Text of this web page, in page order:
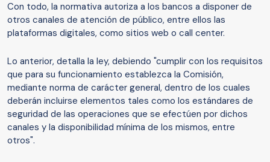
Con todo, la normativa autoriza a los bancos a disponer de
otros canales de atención de público, entre ellos las
plataformas digitales, como sitios web o call center.
Lo anterior, detalla la ley, debiendo "cumplir con los requisitos
que para su funcionamiento establezca la Comisión,
mediante norma de carácter general, dentro de los cuales
deberán incluirse elementos tales como los estándares de
seguridad de las operaciones que se efectúen por dichos
canales y la disponibilidad mínima de los mismos, entre
otros".